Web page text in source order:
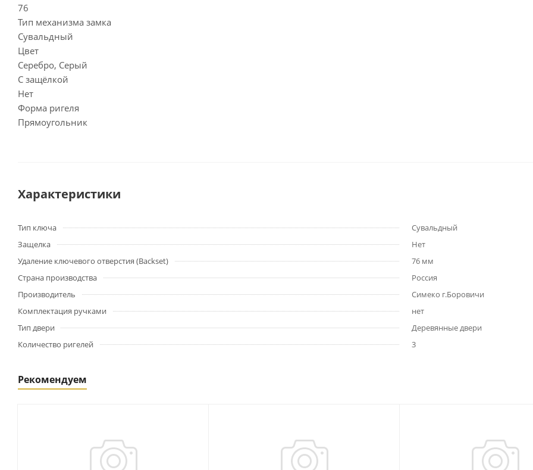
76
Тип механизма замка
Сувальдный
Цвет
Серебро, Серый
С защёлкой
Нет
Форма ригеля
Прямоугольник
Характеристики
Тип ключа
Сувальдный
Защелка
Нет
Удаление ключевого отверстия (Backset)
76 мм
Страна производства
Россия
Производитель
Симеко г.Боровичи
Комплектация ручками
нет
Тип двери
Деревянные двери
Количество ригелей
3
Рекомендуем